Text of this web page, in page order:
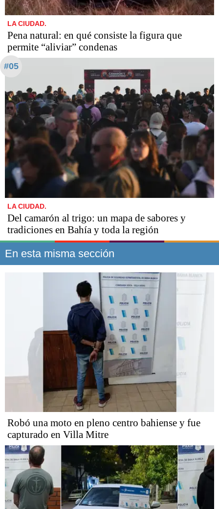
LA CIUDAD.
Pena natural: en qué consiste la figura que
permite “aliviar” condenas
#05
LA CIUDAD.
Del camarón al trigo: un mapa de sabores y
tradiciones en Bahía y toda la región
En esta misma sección
Robó una moto en pleno centro bahiense y fue
capturado en Villa Mitre